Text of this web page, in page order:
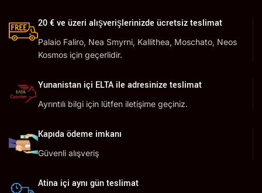
20 € ve üzeri alışverişlerinizde ücretsiz teslimat
Palaio Faliro, Nea Smyrni, Kallithea, Moschato, Neos
Kosmos için geçerlidir.
Yunanistan içi ELTA ile adresinize teslimat
Ayrıntılı bilgi için lütfen iletişime geçiniz.
Kapıda ödeme imkanı
Güvenli alışveriş
Atina içi aynı gün teslimat